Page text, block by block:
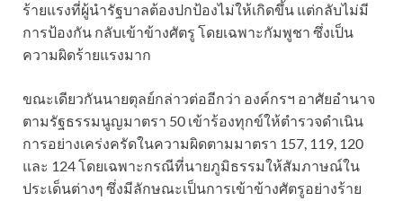
ร้ายแรงที่ผู้นำรัฐบาลต้องปกป้องไม่ให้เกิดขึ้น แต่กลับไม่มี
การป้องกัน กลับเข้าข้างศัตรู โดยเฉพาะกัมพูชา ซึ่งเป็น
ความผิดร้ายแรงมาก
ขณะเดียวกันนายตุลย์กล่าวต่ออีกว่า องค์กรฯ อาศัยอำนาจ
ตามรัฐธรรมนูญมาตรา 50 เข้าร้องทุกข์ให้ตำรวจดำเนิน
การอย่างเคร่งครัดในความผิดตามมาตรา 157, 119, 120
และ 124 โดยเฉพาะกรณีที่นายภูมิธรรมให้สัมภาษณ์ใน
ประเด็นต่างๆ ซึ่งมีลักษณะเป็นการเข้าข้างศัตรูอย่างร้าย